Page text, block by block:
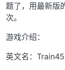
题了，用最新版
次。
游戏介绍：
英文名：